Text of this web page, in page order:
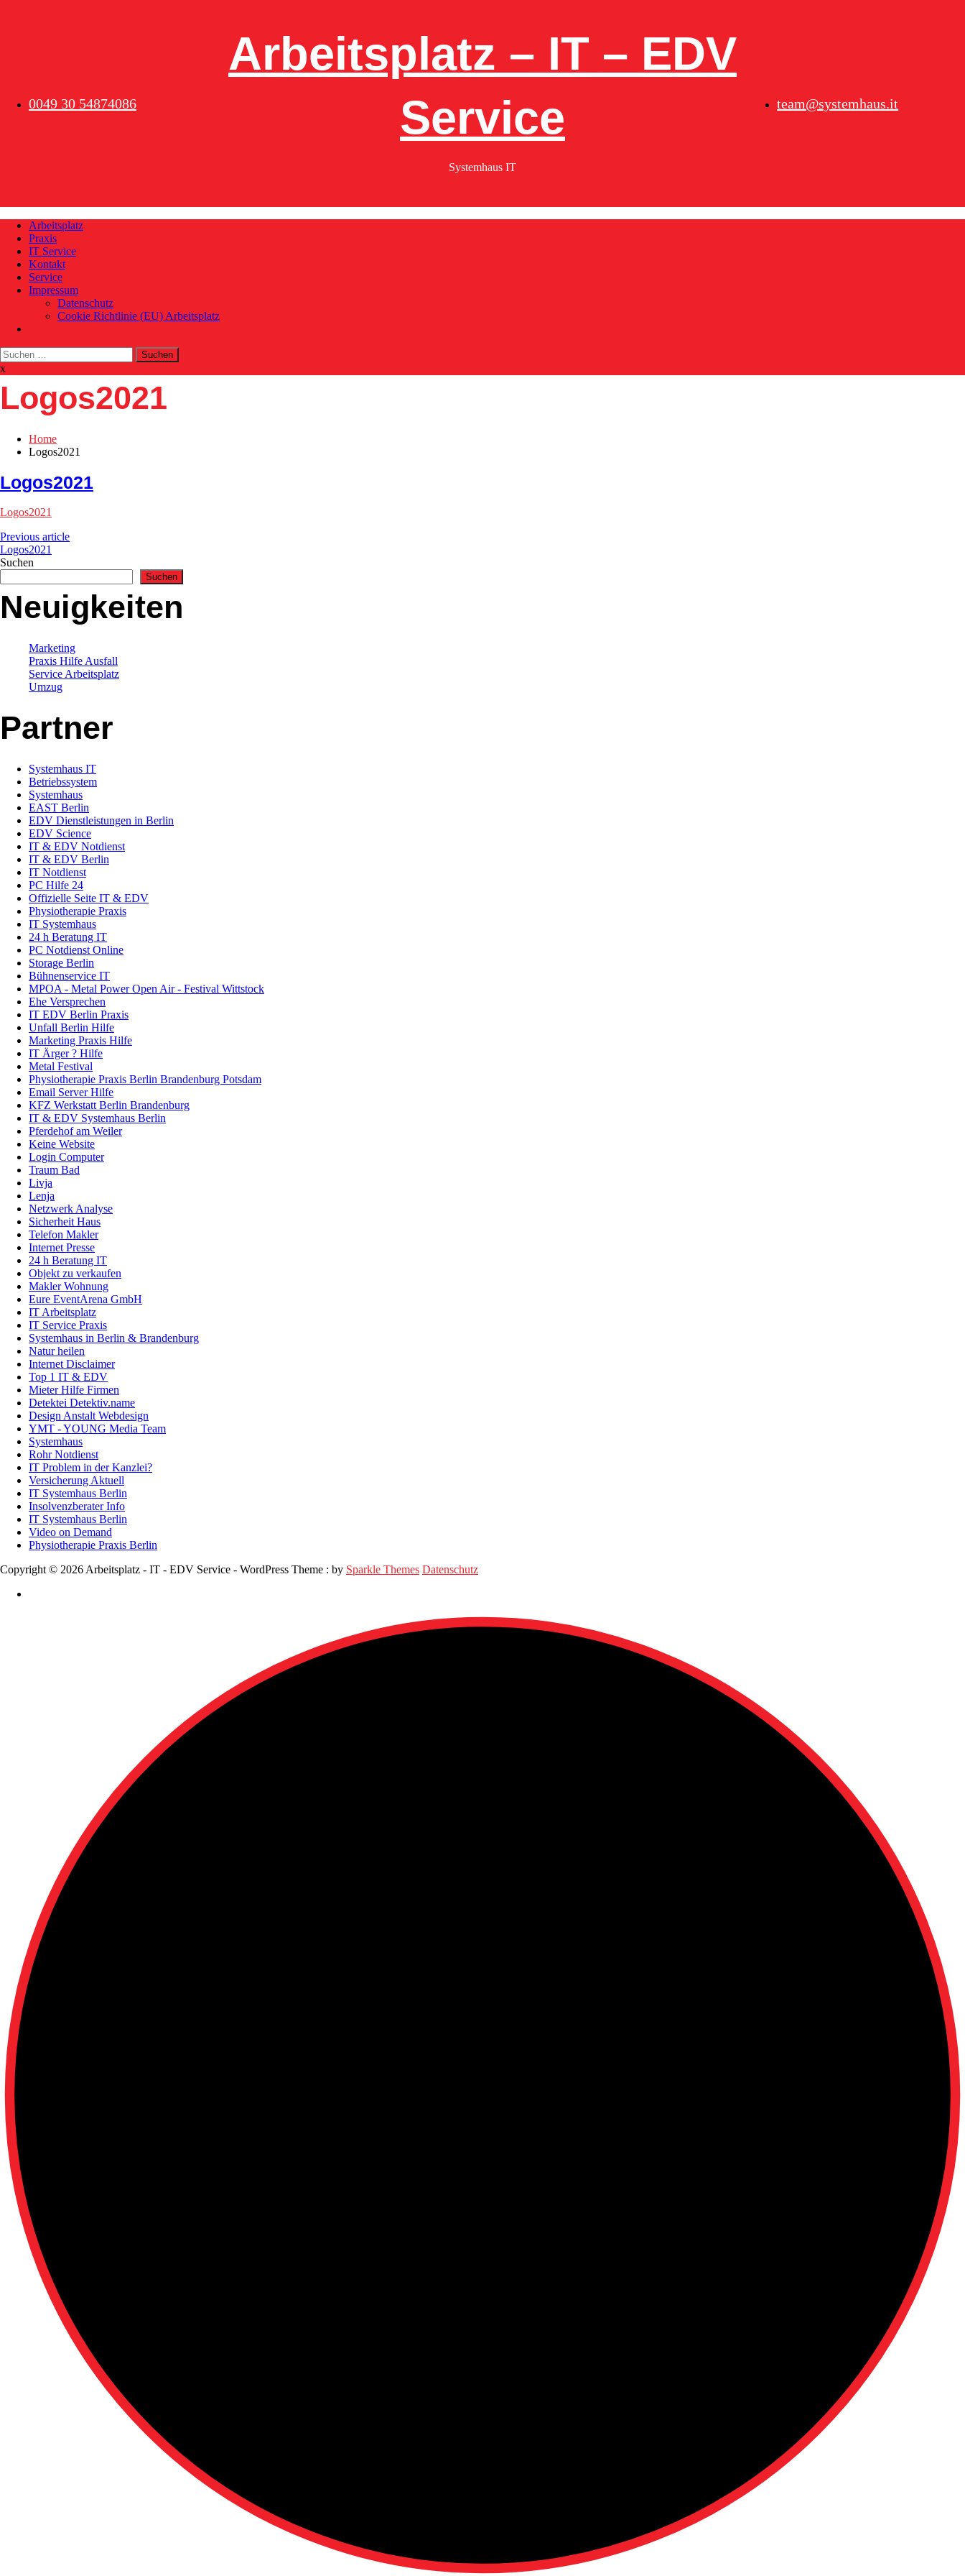
0049 30 54874086
Arbeitsplatz – IT – EDV
Service
Systemhaus IT
team@systemhaus.it
Arbeitsplatz
Praxis
IT Service
Kontakt
Service
Impressum
Datenschutz
Cookie Richtlinie (EU) Arbeitsplatz
Suchen
nach:
x
Logos2021
Home
Logos2021
Logos2021
Logos2021
Previous article
Logos2021
Suchen
Suchen
Neuigkeiten
Marketing
Praxis Hilfe Ausfall
Service Arbeitsplatz
Umzug
Partner
Systemhaus IT
Betriebssystem
Systemhaus
EAST Berlin
EDV Dienstleistungen in Berlin
EDV Science
IT & EDV Notdienst
IT & EDV Berlin
IT Notdienst
PC Hilfe 24
Offizielle Seite IT & EDV
Physiotherapie Praxis
IT Systemhaus
24 h Beratung IT
PC Notdienst Online
Storage Berlin
Bühnenservice IT
MPOA - Metal Power Open Air - Festival Wittstock
Ehe Versprechen
IT EDV Berlin Praxis
Unfall Berlin Hilfe
Marketing Praxis Hilfe
IT Ärger ? Hilfe
Metal Festival
Physiotherapie Praxis Berlin Brandenburg Potsdam
Email Server Hilfe
KFZ Werkstatt Berlin Brandenburg
IT & EDV Systemhaus Berlin
Pferdehof am Weiler
Keine Website
Login Computer
Traum Bad
Livja
Lenja
Netzwerk Analyse
Sicherheit Haus
Telefon Makler
Internet Presse
24 h Beratung IT
Objekt zu verkaufen
Makler Wohnung
Eure EventArena GmbH
IT Arbeitsplatz
IT Service Praxis
Systemhaus in Berlin & Brandenburg
Natur heilen
Internet Disclaimer
Top 1 IT & EDV
Mieter Hilfe Firmen
Detektei Detektiv.name
Design Anstalt Webdesign
YMT - YOUNG Media Team
Systemhaus
Rohr Notdienst
IT Problem in der Kanzlei?
Versicherung Aktuell
IT Systemhaus Berlin
Insolvenzberater Info
IT Systemhaus Berlin
Video on Demand
Physiotherapie Praxis Berlin
Copyright © 2026 Arbeitsplatz - IT - EDV Service - WordPress Theme : by Sparkle Themes Datenschutz